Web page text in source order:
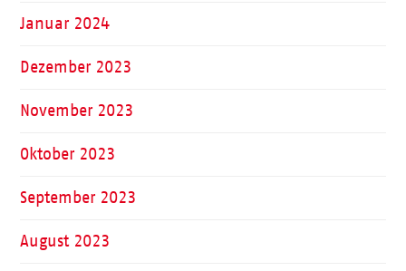
Januar 2024
Dezember 2023
November 2023
Oktober 2023
September 2023
August 2023